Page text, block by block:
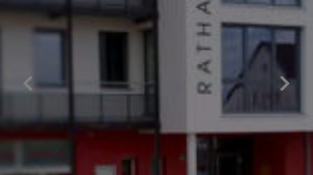
Gemeindeverwaltung
Ansprechpartner
Standesamt
Abgaben & Gebühren